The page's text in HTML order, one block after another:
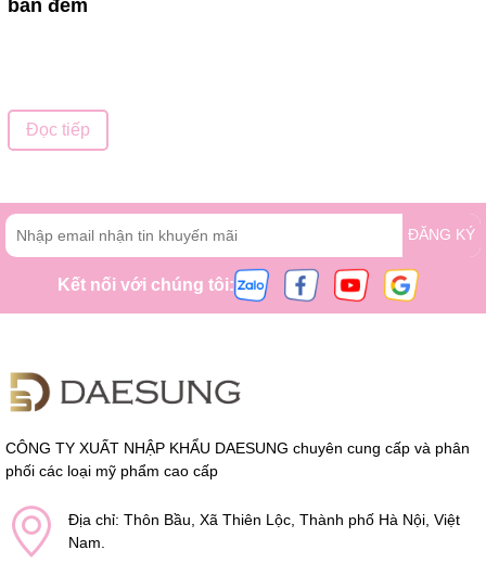
ban đêm
Đọc tiếp
ĐĂNG KÝ
Kết nối với chúng tôi:
CÔNG TY XUẤT NHẬP KHẨU DAESUNG chuyên cung cấp và phân
phối các loại mỹ phẩm cao cấp
Địa chỉ: Thôn Bầu, Xã Thiên Lộc, Thành phố Hà Nội, Việt
Nam.